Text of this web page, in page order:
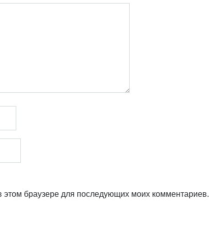
браузере для последующих моих комментариев.